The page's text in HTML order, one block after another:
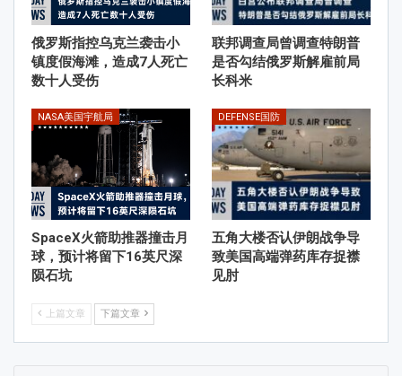
俄罗斯指控乌克兰袭击小
镇度假海滩，造成7人死亡
数十人受伤
联邦调查局曾调查特朗普
是否勾结俄罗斯解雇前局
长科米
NASA美国宇航局
SpaceX火箭助推器撞击月
球，预计将留下16英尺深
陨石坑
DEFENSE国防
五角大楼否认伊朗战争导
致美国高端弹药库存捉襟
见肘
上篇文章 下篇文章